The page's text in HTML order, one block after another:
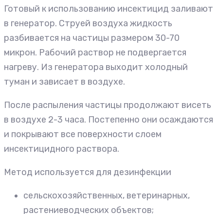
Готовый к использованию инсектицид заливают
в генератор. Струей воздуха жидкость
разбивается на частицы размером 30-70
микрон. Рабочий раствор не подвергается
нагреву. Из генератора выходит холодный
туман и зависает в воздухе.
После распыления частицы продолжают висеть
в воздухе 2-3 часа. Постепенно они осаждаются
и покрывают все поверхности слоем
инсектицидного раствора.
Метод используется для дезинфекции
сельскохозяйственных, ветеринарных,
растениеводческих объектов;